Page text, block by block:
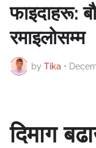
फाइदाहरू:
रमाइलोसम्म
by Tika •
दिमाग